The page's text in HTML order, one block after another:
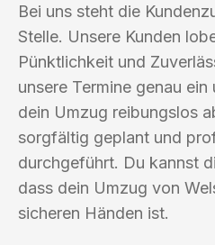
Bei uns steht die
Stelle. Unsere Kunden
Pünktlichkeit und
unsere Termine genau
dein Umzug reibungslos
sorgfältig geplant und
durchgeführt. Du kannst
dass dein Umzug von
sicheren Händen ist.